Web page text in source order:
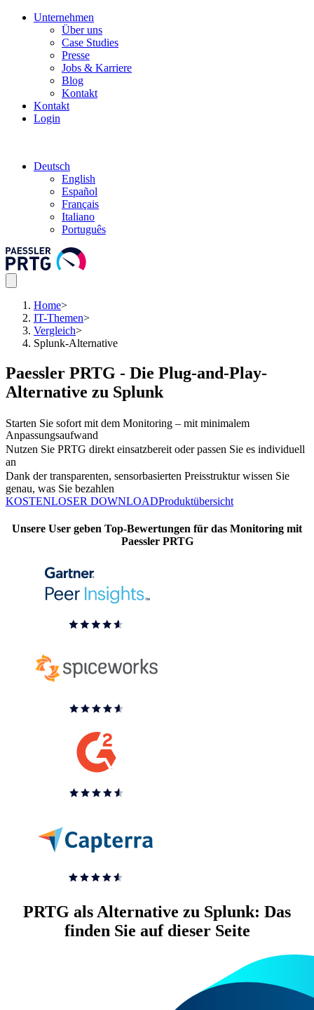
Unternehmen
Über uns
Case Studies
Presse
Jobs & Karriere
Blog
Kontakt
Kontakt
Login
Deutsch
English
Español
Français
Italiano
Português
Home>
IT-Themen>
Vergleich>
Splunk-Alternative
Paessler PRTG - Die Plug-and-Play-
Alternative zu Splunk
Starten Sie sofort mit dem Monitoring – mit minimalem
Anpassungsaufwand
Nutzen Sie PRTG direkt einsatzbereit oder passen Sie es individuell
an
Dank der transparenten, sensorbasierten Preisstruktur wissen Sie
genau, was Sie bezahlen
KOSTENLOSER DOWNLOADProduktübersicht
Unsere User geben Top-Bewertungen für das Monitoring mit
Paessler PRTG
PRTG als Alternative zu Splunk: Das
finden Sie auf dieser Seite